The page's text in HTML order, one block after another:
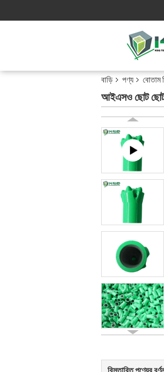
বাড়ি পণ্য বোতাম
আইএসও ছোট ছোট